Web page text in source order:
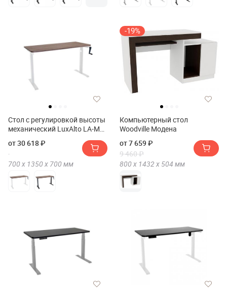
Стол с регулировкой высоты
механический LuxAlto LA-M1
от 30 618 ₽
700 х 1350 х 700 мм
-19%
Компьютерный стол
Woodville Модена
от 7 659 ₽
9 460 ₽
800 х 1432 х 504 мм